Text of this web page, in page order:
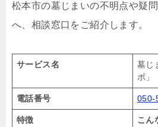
松本市の墓じまいの不明点や疑
へ、相談窓口をご紹介します。
サービス名
墓じ
ポ」
電話番号 050-
特徴
こん